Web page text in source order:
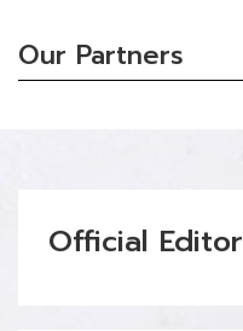
Our Partners
Official Editor